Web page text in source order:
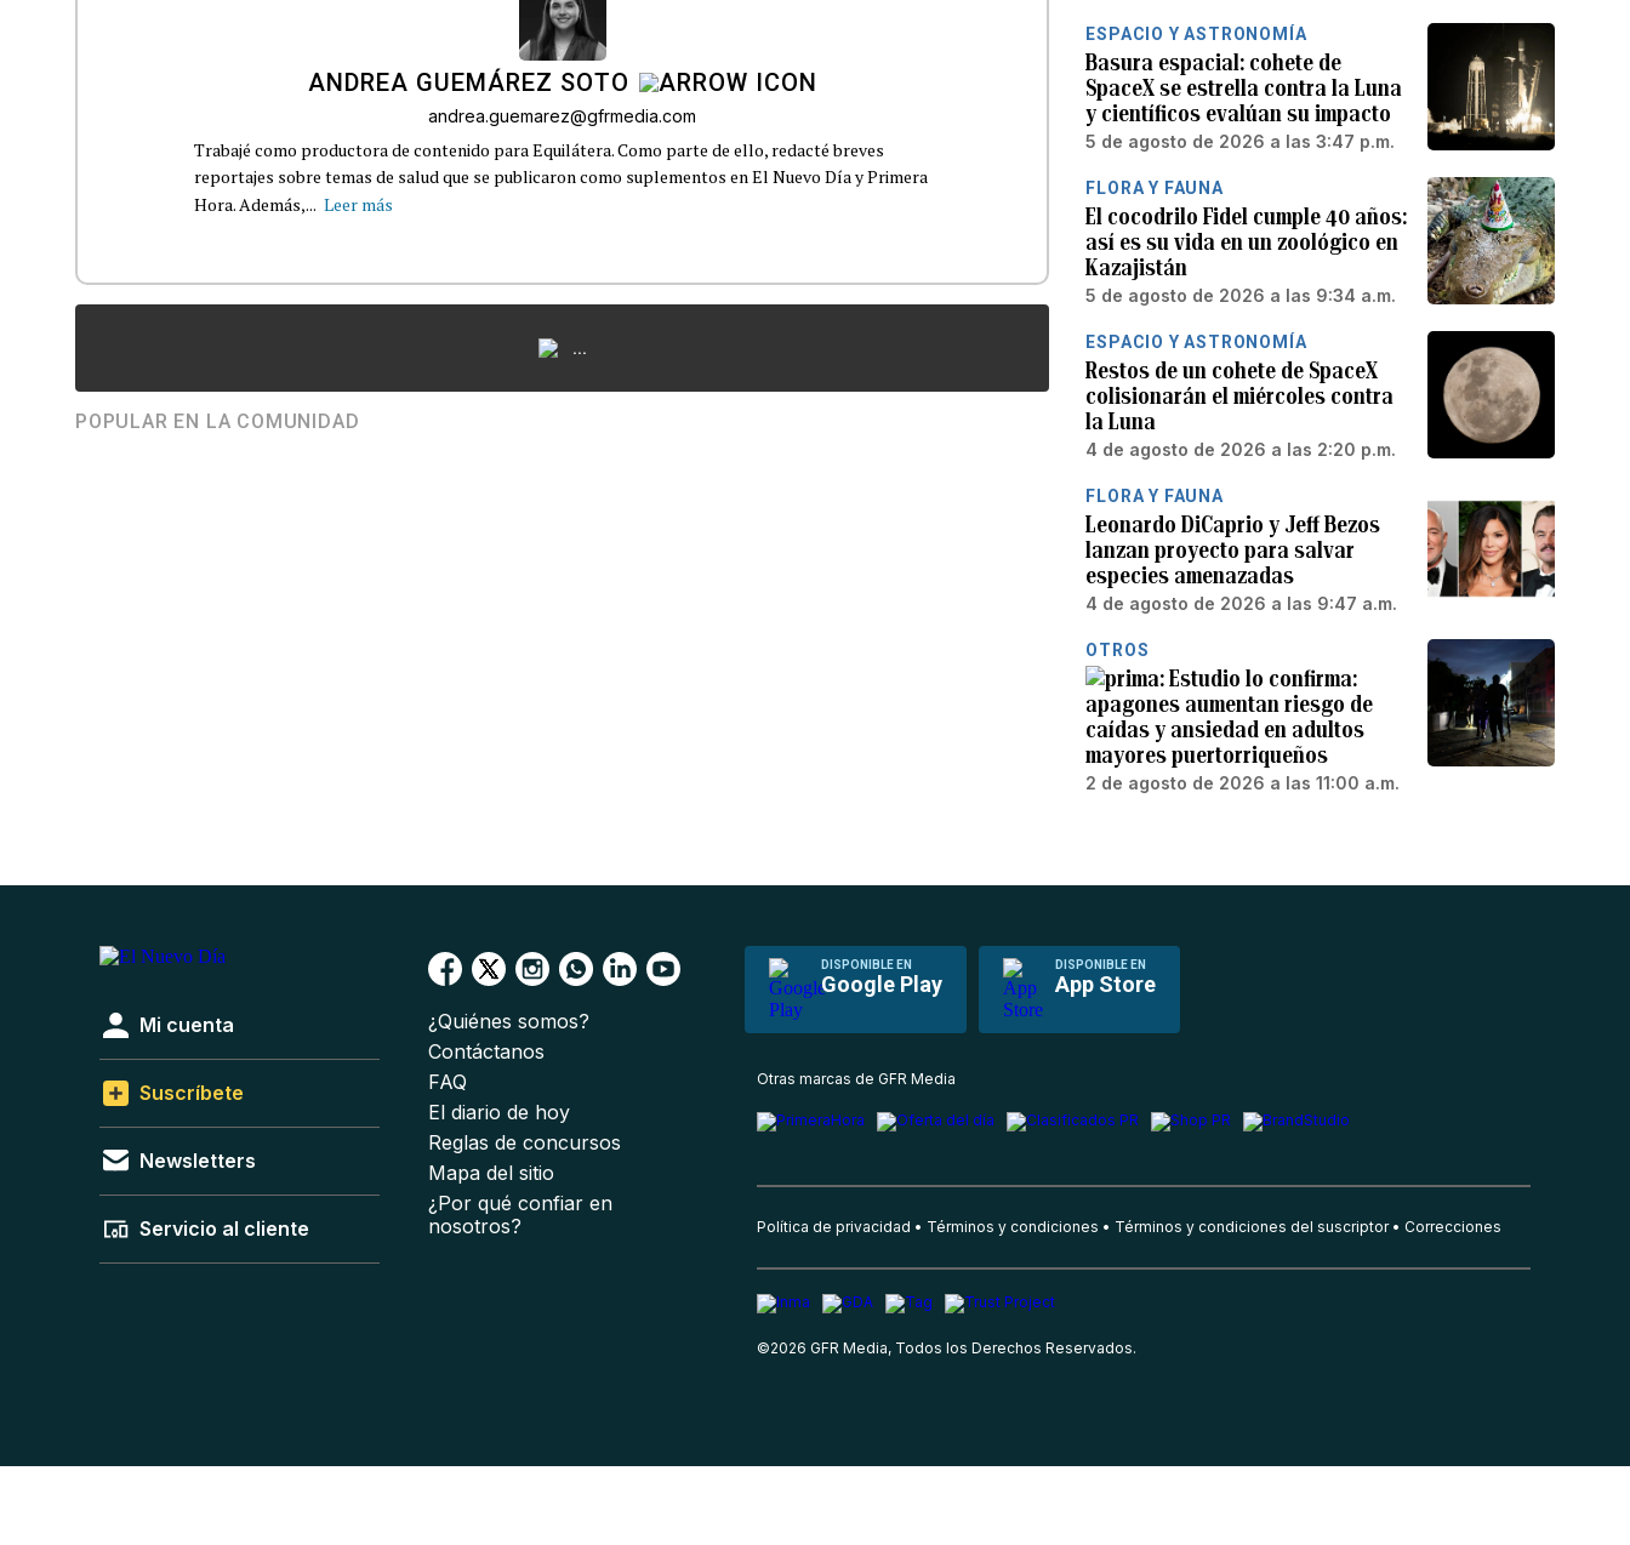
ANDREA GUEMÁREZ SOTO
andrea.guemarez@gfrmedia.com
Trabajé como productora de contenido para Equilátera. Como parte de ello, redacté breves
reportajes sobre temas de salud que se publicaron como suplementos en El Nuevo Día y Primera
Hora. Además,... Leer más
...
POPULAR EN LA COMUNIDAD
ESPACIO Y ASTRONOMÍA
Basura espacial: cohete de
SpaceX se estrella contra la Luna
y científicos evalúan su impacto
5 de agosto de 2026 a las 3:47 p.m.
FLORA Y FAUNA
El cocodrilo Fidel cumple 40 años:
así es su vida en un zoológico en
Kazajistán
5 de agosto de 2026 a las 9:34 a.m.
ESPACIO Y ASTRONOMÍA
Restos de un cohete de SpaceX
colisionarán el miércoles contra
la Luna
4 de agosto de 2026 a las 2:20 p.m.
FLORA Y FAUNA
Leonardo DiCaprio y Jeff Bezos
lanzan proyecto para salvar
especies amenazadas
4 de agosto de 2026 a las 9:47 a.m.
OTROS
Estudio lo confirma:
apagones aumentan riesgo de
caídas y ansiedad en adultos
mayores puertorriqueños
2 de agosto de 2026 a las 11:00 a.m.
DISPONIBLE EN
Google Play
DISPONIBLE EN
App Store
Mi cuenta
Suscríbete
Newsletters
Servicio al cliente
¿Quiénes somos?
Contáctanos
FAQ
El diario de hoy
Reglas de concursos
Mapa del sitio
¿Por qué confiar en
nosotros?
Otras marcas de GFR Media
Política de privacidad Términos y condiciones Términos y condiciones del suscriptor Correcciones
©2026 GFR Media, Todos los Derechos Reservados.